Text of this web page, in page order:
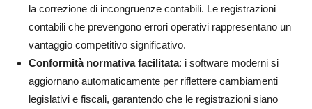
la correzione di incongruenze contabili. Le registrazioni
contabili che prevengono errori operativi rappresentano un
vantaggio competitivo significativo.
Conformità normativa facilitata: i software moderni si
aggiornano automaticamente per riflettere cambiamenti
legislativi e fiscali, garantendo che le registrazioni siano